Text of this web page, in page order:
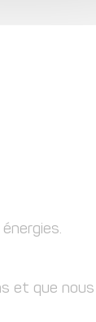
et que